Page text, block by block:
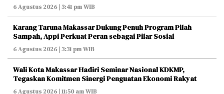
6 Agustus 2026 | 3:41 pm WIB
Karang Taruna Makassar Dukung Penuh Program Pilah
Sampah, Appi Perkuat Peran sebagai Pilar Sosial
6 Agustus 2026 | 3:31 pm WIB
Wali Kota Makassar Hadiri Seminar Nasional KDKMP,
Tegaskan Komitmen Sinergi Penguatan Ekonomi Rakyat
6 Agustus 2026 | 11:50 am WIB